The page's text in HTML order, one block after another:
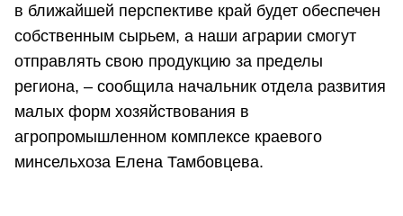
в ближайшей перспективе край будет обеспечен
собственным сырьем, а наши аграрии смогут
отправлять свою продукцию за пределы
региона, – сообщила начальник отдела развития
малых форм хозяйствования в
агропромышленном комплексе краевого
минсельхоза Елена Тамбовцева.